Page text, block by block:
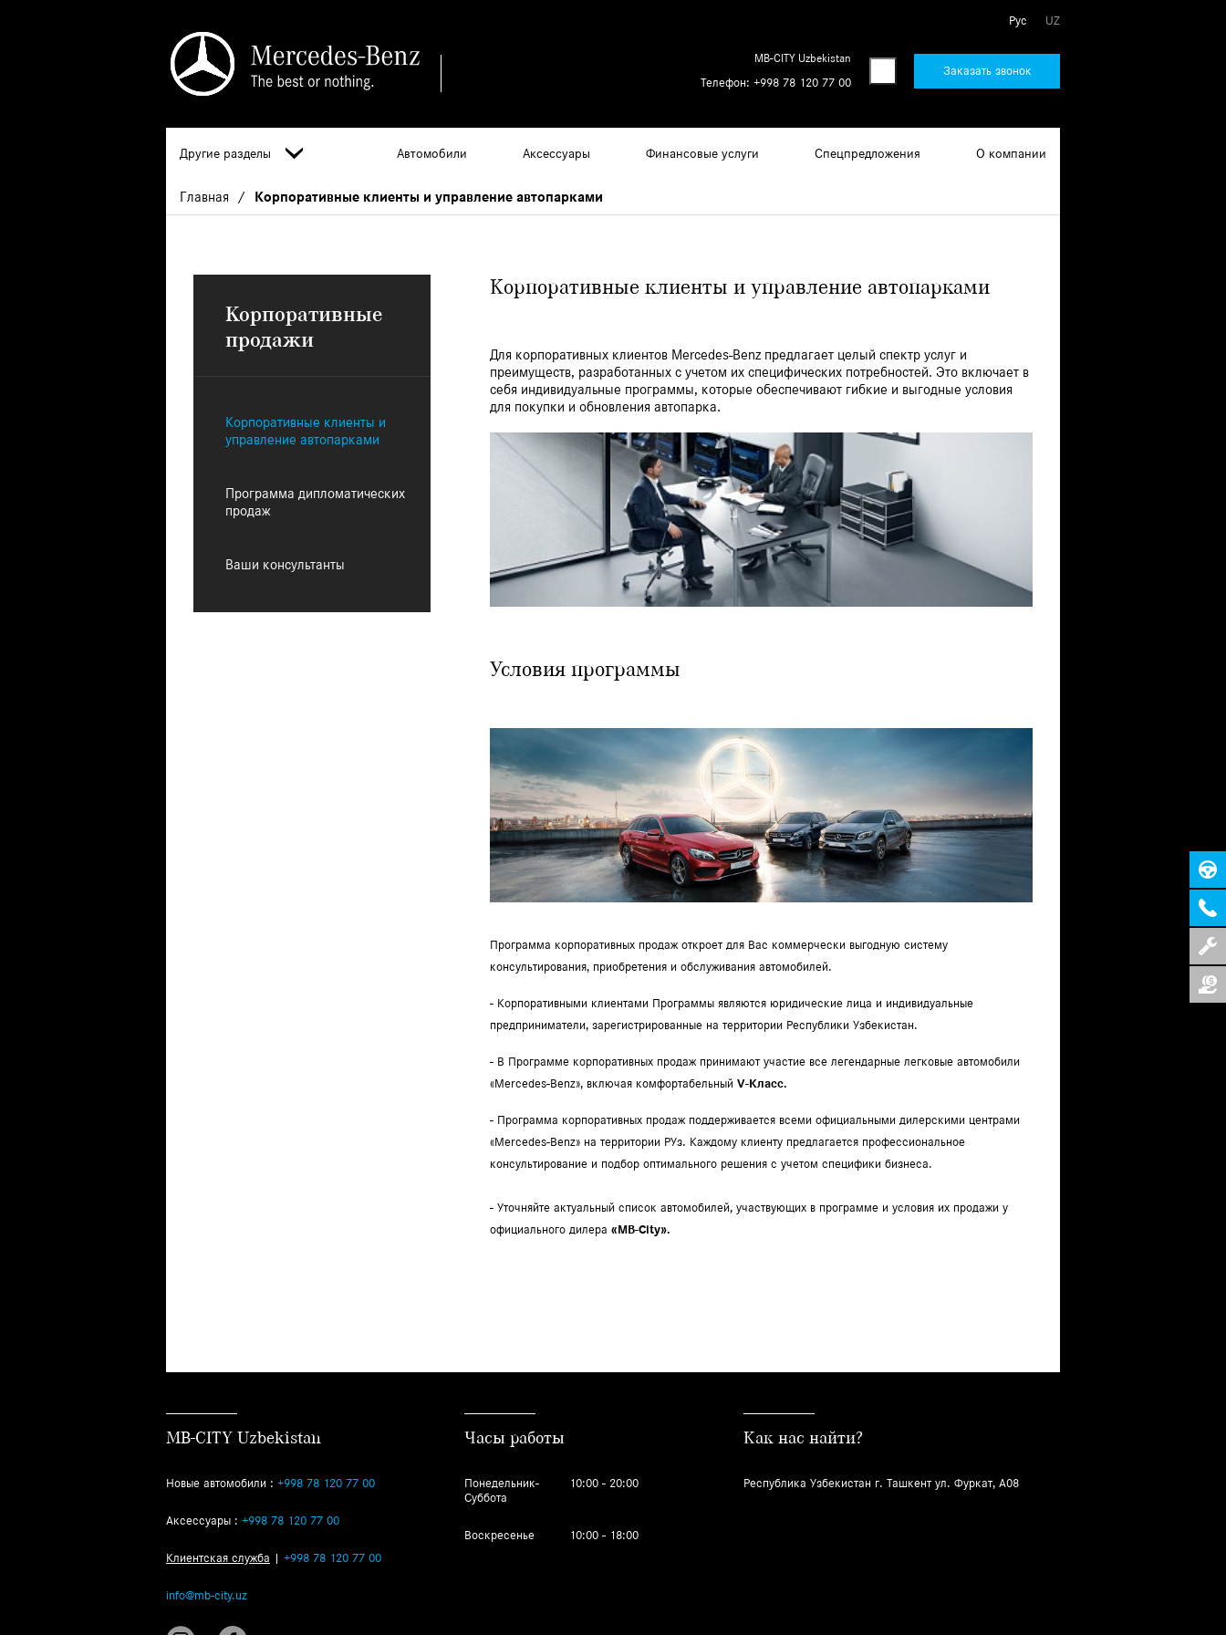
Рус UZ
MB-CITY Uzbekistan
Телефон: +998 78 120 77 00
Заказать звонок
Другие разделы Автомобили Аксессуары Финансовые услуги Спецпредложения О компании
Главная Корпоративные клиенты и управление автопарками
Корпоративные
продажи
Корпоративные клиенты и
управление автопарками
Программа дипломатических
продаж
Ваши консультанты
Корпоративные клиенты и управление автопарками
Для корпоративных клиентов Mercedes-Benz предлагает целый спектр услуг и
преимуществ, разработанных с учетом их специфических потребностей. Это включает в
себя индивидуальные программы, которые обеспечивают гибкие и выгодные условия
для покупки и обновления автопарка.
Условия программы
Программа корпоративных продаж откроет для Вас коммерчески выгодную систему
консультирования, приобретения и обслуживания автомобилей.
- Корпоративными клиентами Программы являются юридические лица и индивидуальные
предприниматели, зарегистрированные на территории Республики Узбекистан.
- В Программе корпоративных продаж принимают участие все легендарные легковые автомобили
«Mercedes-Benz», включая комфортабельный V-Класс.
- Программа корпоративных продаж поддерживается всеми официальными дилерскими центрами
«Mercedes-Benz» на территории РУз. Каждому клиенту предлагается профессиональное
консультирование и подбор оптимального решения с учетом специфики бизнеса.
- Уточняйте актуальный список автомобилей, участвующих в программе и условия их продажи у
официального дилера «MB-City».
MB-CITY Uzbekistan
Новые автомобили : +998 78 120 77 00
Аксессуары : +998 78 120 77 00
Клиентская служба | +998 78 120 77 00
info@mb-city.uz
Часы работы
Понедельник-
Суббота
10:00 - 20:00
Воскресенье 10:00 - 18:00
Как нас найти?
Республика Узбекистан г. Ташкент ул. Фуркат, A08